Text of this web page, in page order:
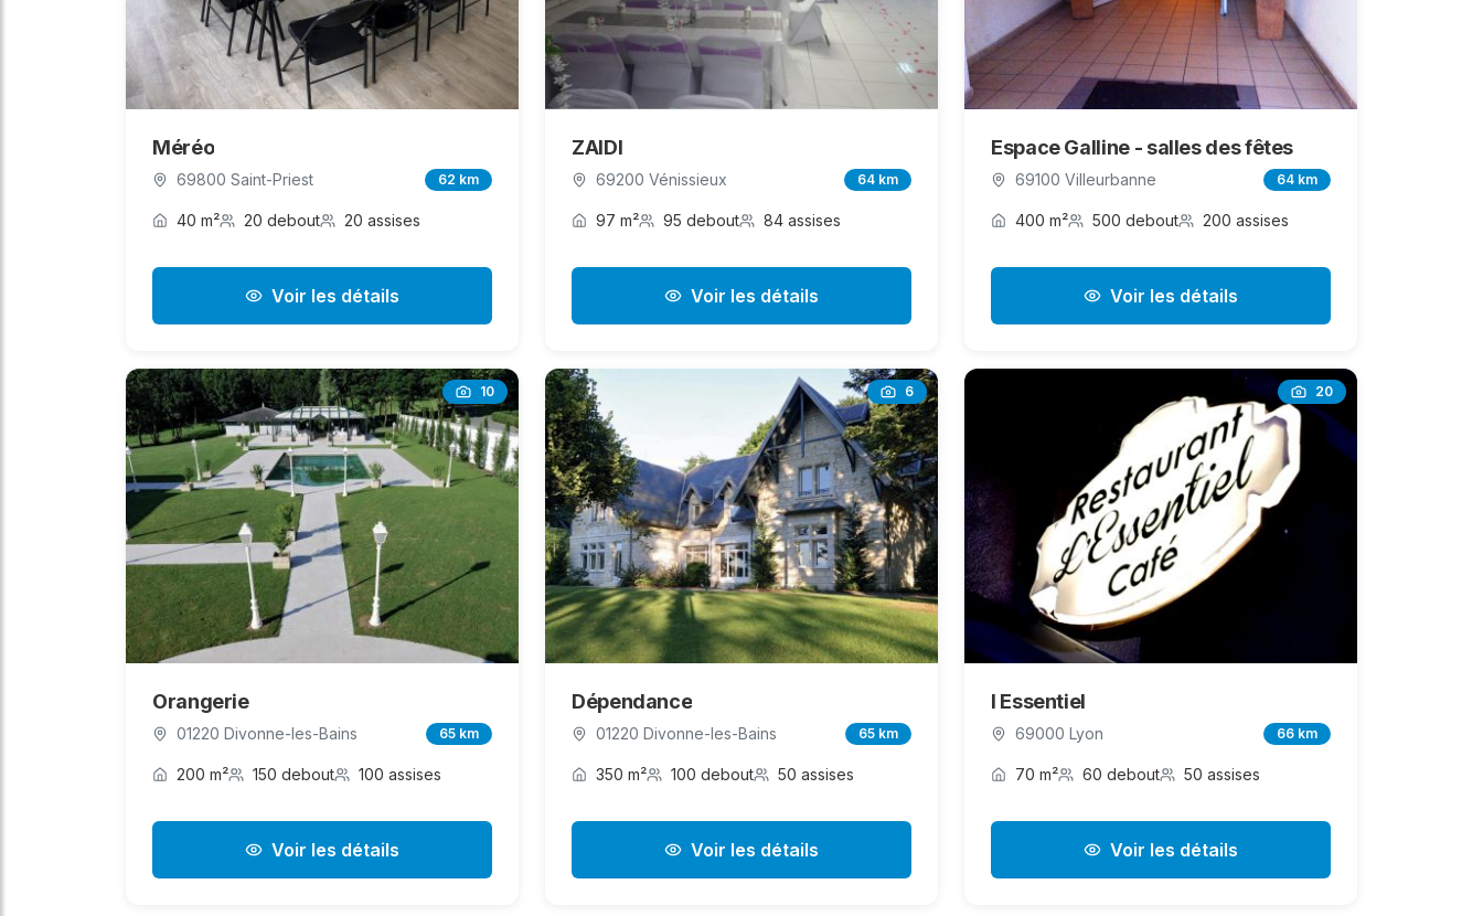
Méréo
69800 Saint-Priest 62 km
40 m² 20 debout 20 assises
Voir les détails
ZAIDI
69200 Vénissieux 64 km
97 m² 95 debout 84 assises
Voir les détails
Espace Galline - salles des fêtes
69100 Villeurbanne 64 km
400 m² 500 debout 200 assises
Voir les détails
10
Orangerie
01220 Divonne-les-Bains 65 km
200 m² 150 debout 100 assises
Voir les détails
6
Dépendance
01220 Divonne-les-Bains 65 km
350 m² 100 debout 50 assises
Voir les détails
20
l Essentiel
69000 Lyon 66 km
70 m² 60 debout 50 assises
Voir les détails